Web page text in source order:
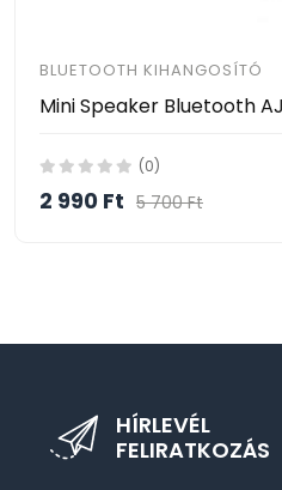
BLUETOOTH KIHANGOSÍTÓ
(0)
2 990 Ft 5 700 Ft
HÍRLEVÉL
FELIRATKOZÁS